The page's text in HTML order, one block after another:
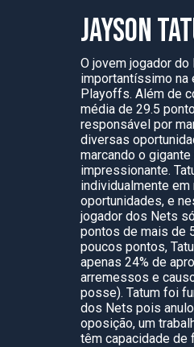
JAYSON
O jovem jogador
importantíssimo na
Playoffs. Além de
média de 29.5
responsável por
diversas
marcando o
impressionante.
individualmente
oportunidades, e
jogador dos Nets
pontos de mais de
poucos pontos,
apenas 24% de
arremessos e
posse). Tatum foi
dos Nets pois
oposição, um
têm capacidade de